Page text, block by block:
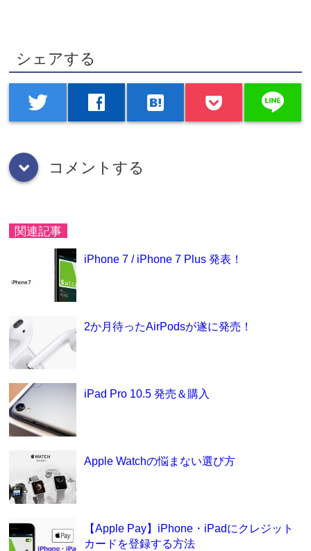
シェアする
twitter facebook hatenabookmark line
down コメントする
関連記事
iPhone 7 / iPhone 7 Plus 発表！
2か月待ったAirPodsが遂に発売！
iPad Pro 10.5 発売＆購入
Apple Watchの悩まない選び方
【Apple Pay】iPhone・iPadにクレジット
カードを登録する方法